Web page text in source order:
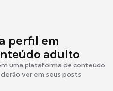
perfil em
adulto
uma plataforma de conteúdo
ver em seus posts